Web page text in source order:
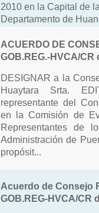
2010 en la Capital de
Departamento de
ACUERDO DE
GOB.REG.-HVCA/CR
DESIGNAR a la
Huaytara Srta.
representante del
en la Comisión de
Representantes de
Administración de
propósit...
Acuerdo de Consejo
GOB.REG-HVCA/CR